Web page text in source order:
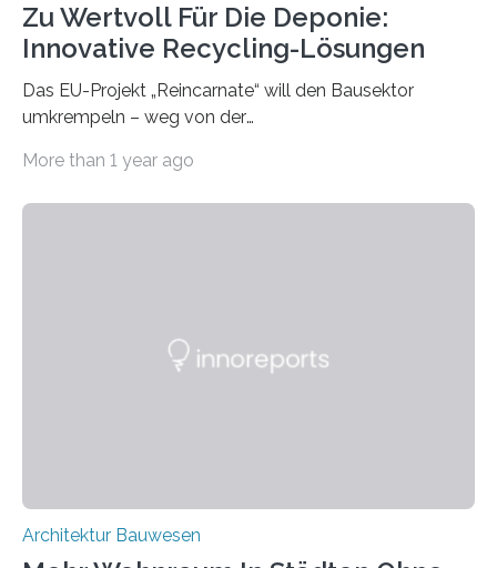
Zu Wertvoll Für Die Deponie:
Innovative Recycling-Lösungen
Das EU-Projekt „Reincarnate“ will den Bausektor
umkrempeln – weg von der
Kreislaufwirtschaft Bei dem schwedischen
Datenbank erfasst sind, neue Baustoffe kreiert werden.
More than 1 year ago
Architektur Bauwesen